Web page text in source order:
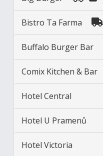
Bistro Ta Farma
Buffalo Burger Bar
Comix Kitchen & Bar
Hotel Central
Hotel U Pramenů
Hotel Victoria